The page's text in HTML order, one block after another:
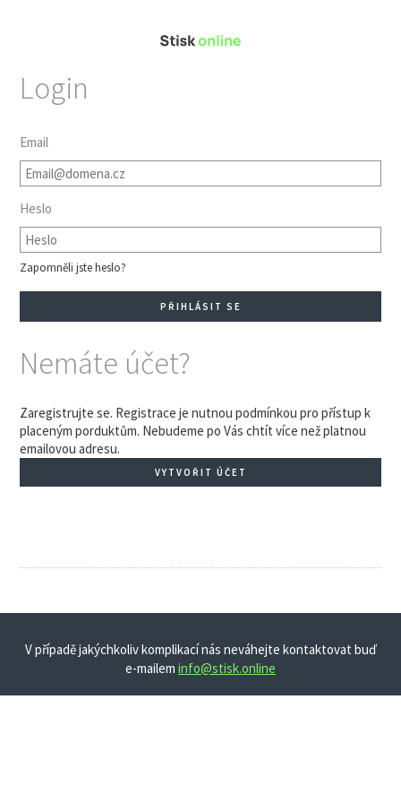
Login
Email
Heslo
Zapomněli jste heslo?
Nemáte účet?
Zaregistrujte se. Registrace je nutnou podmínkou pro přístup k
placeným porduktům. Nebudeme po Vás chtít více než platnou
emailovou adresu.
VYTVOŘIT ÚČET
V případě jakýchkoliv komplikací nás neváhejte kontaktovat buď
e-mailem info@stisk.online